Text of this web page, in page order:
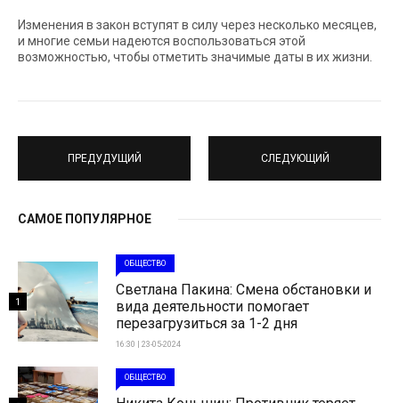
Изменения в закон вступят в силу через несколько месяцев,
и многие семьи надеются воспользоваться этой
возможностью, чтобы отметить значимые даты в их жизни.
ПРЕДУДУЩИЙ СЛЕДУЮЩИЙ
САМОЕ ПОПУЛЯРНОЕ
ОБЩЕСТВО
Светлана Пакина: Смена обстановки и
вида деятельности помогает
перезагрузиться за 1-2 дня
16:30 | 23-05-2024
1
ОБЩЕСТВО